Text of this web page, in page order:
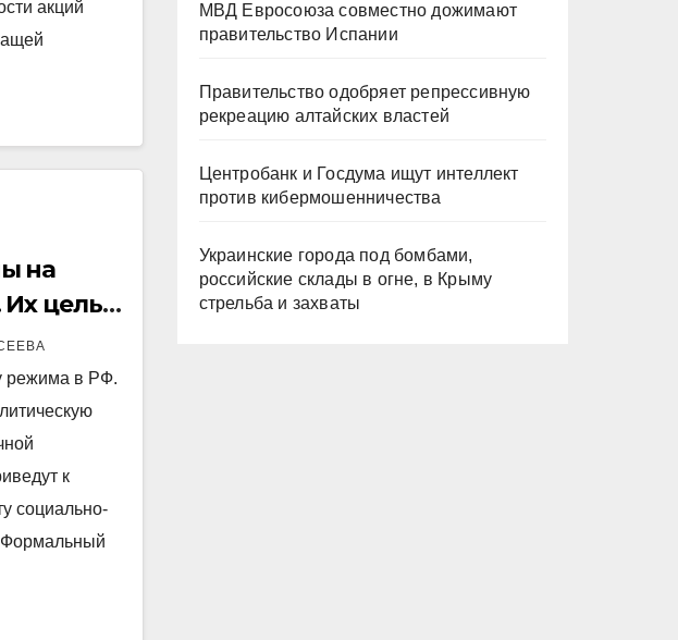
акций
на
цель
режима в РФ.
к
социально-
Формальный
МВД Евросоюза совместно дожимают
правительство Испании
Правительство одобряет репрессивную
рекреацию алтайских властей
Центробанк и Госдума ищут интеллект
против кибермошенничества
Украинские города под бомбами,
российские склады в огне, в Крыму
стрельба и захваты